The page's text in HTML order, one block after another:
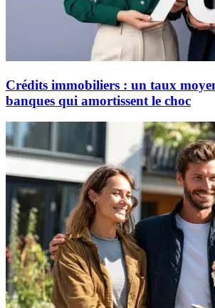
Crédits immobiliers : un taux
banques qui amortissent le choc